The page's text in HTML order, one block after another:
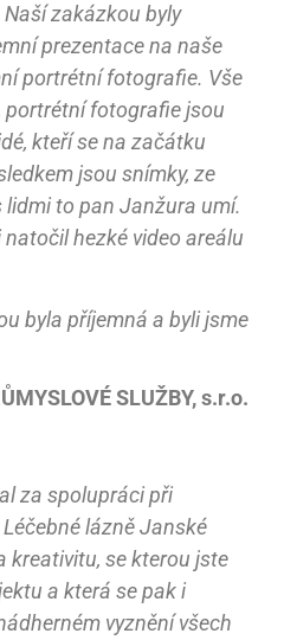
zakázkou byly
prezentace na naše
portrétní fotografie. Vše
portrétní fotografie jsou
kteří se na začátku
jsou snímky, ze
lidmi to pan Janžura umí.
hezké video areálu
byla příjemná a byli jsme
SLUŽBY, s.r.o.
za spolupráci při
lázně Janské
kreativitu, se kterou jste
a která se pak i
vyznění všech